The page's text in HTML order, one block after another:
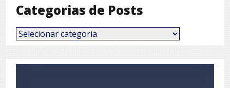
Categorias de Posts
Categorias
de